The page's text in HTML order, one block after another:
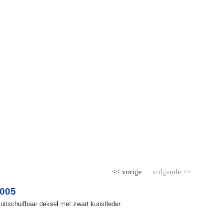
volgende >>
<< vorige
deksel met zwart kunstleder.